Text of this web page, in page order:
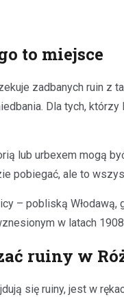
to miejsce
zadbanych ruin z
Dla tych,
lub urbexem mogą
pobiegać, ale to
– pobliską
w latach
ruiny w
się ruiny, jest w